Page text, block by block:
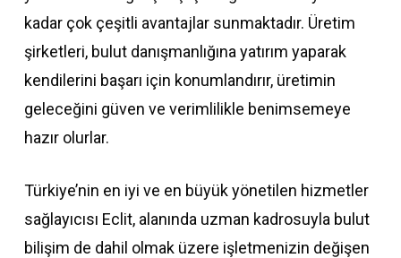
kadar çok çeşitli avantajlar sunmaktadır. Üretim
şirketleri, bulut danışmanlığına yatırım yaparak
kendilerini başarı için konumlandırır, üretimin
geleceğini güven ve verimlilikle benimsemeye
hazır olurlar.
Türkiye’nin en iyi ve en büyük yönetilen hizmetler
sağlayıcısı Eclit, alanında uzman kadrosuyla bulut
bilişim de dahil olmak üzere işletmenizin değişen